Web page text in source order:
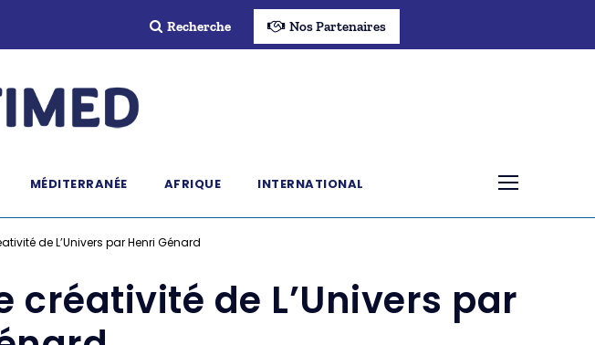
Recherche Nos Partenaires
MÉDITERRANÉE AFRIQUE INTERNATIONAL
de L’Univers par Henri Génard
créativité de L’Univers par